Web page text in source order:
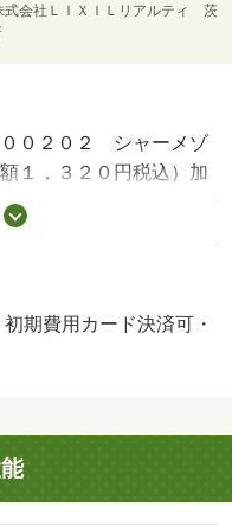
会社ＬＩＸＩＬリアルティ 茨
００２０２ シャーメゾ
１，３２０円税込）加
別途打合せ／※家具や
には含まれません（家
．６２ｍ２ 【設
用バス・専用トイレ/シ
月額/月 1320円/賃貸戸
期費用カード決済可・